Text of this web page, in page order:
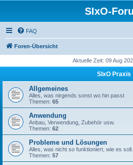
SIxO-
FAQ
Foren-Übersicht
Aktuelle Zeit: 09 Aug
SIxO Praxis
Allgemeines
Alles, was nirgends sonst wo hin passt
Themen: 65
Anwendung
Anbau, Verwendung, Zubehör usw.
Themen: 62
Probleme und Lösungen
Alles, was nicht so funktioniert, wie es
Themen: 57